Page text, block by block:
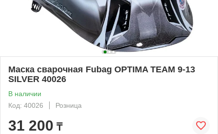
Маска сварочная Fubag OPTIMA TEAM 9-13
SILVER 40026
В наличии
Код: 40026
Розница
31 200 ₸